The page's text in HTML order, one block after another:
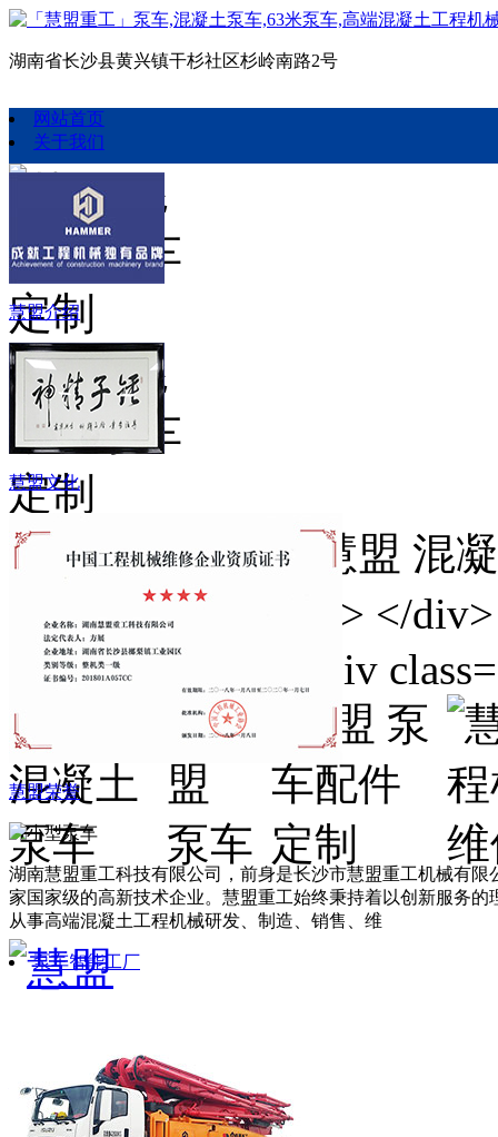
湖南省长沙县黄兴镇干杉社区杉岭南路2号
网站首页
关于我们
慧盟介绍
慧盟文化
慧盟荣誉
湖南慧盟重工科技有限公司，前身是长沙市慧盟重工机械有
家国家级的高新技术企业。慧盟重工始终秉持着以创新服务
从事高端混凝土工程机械研发、制造、销售、维
泵车智能工厂